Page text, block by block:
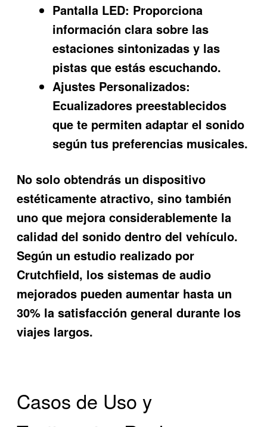
Pantalla LED: Proporciona
información clara sobre las
estaciones sintonizadas y las
pistas que estás escuchando.
Ajustes Personalizados:
Ecualizadores preestablecidos
que te permiten adaptar el sonido
según tus preferencias musicales.
No solo obtendrás un dispositivo
estéticamente atractivo, sino también
uno que mejora considerablemente la
calidad del sonido dentro del vehículo.
Según un estudio realizado por
Crutchfield, los sistemas de audio
mejorados pueden aumentar hasta un
30% la satisfacción general durante los
viajes largos.
Casos de Uso y